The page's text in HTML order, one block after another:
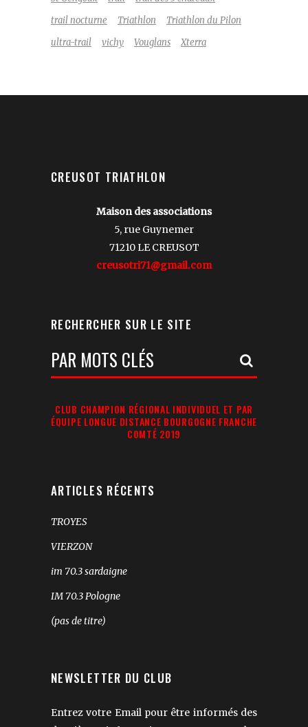
trail nocturne
Triathlon
Triathlon du Pilon
ultra-trail
vichy Vouglans Xterra
CREUSOT TRIATHLON
Maison des associations
5, rue Guynemer
71210 LE CREUSOT
creusotri71@gmail.com
RECHERCHER SUR LE SITE
Votre
Recherche:
CLUB CHAMPION RÉGIONAL INDIVIDUEL ET PAR
ÉQUIPE LONGUE DISTANCE BOURGOGNE FRANCHE
COMTÉ 2019
ARTICLES RÉCENTS
TROYES
VIERZON
im 70.3 sardaigne
IM 70.3 Pologne
(pas de titre)
NEWSLETTER DU CLUB
Entrez votre Email pour être informés des